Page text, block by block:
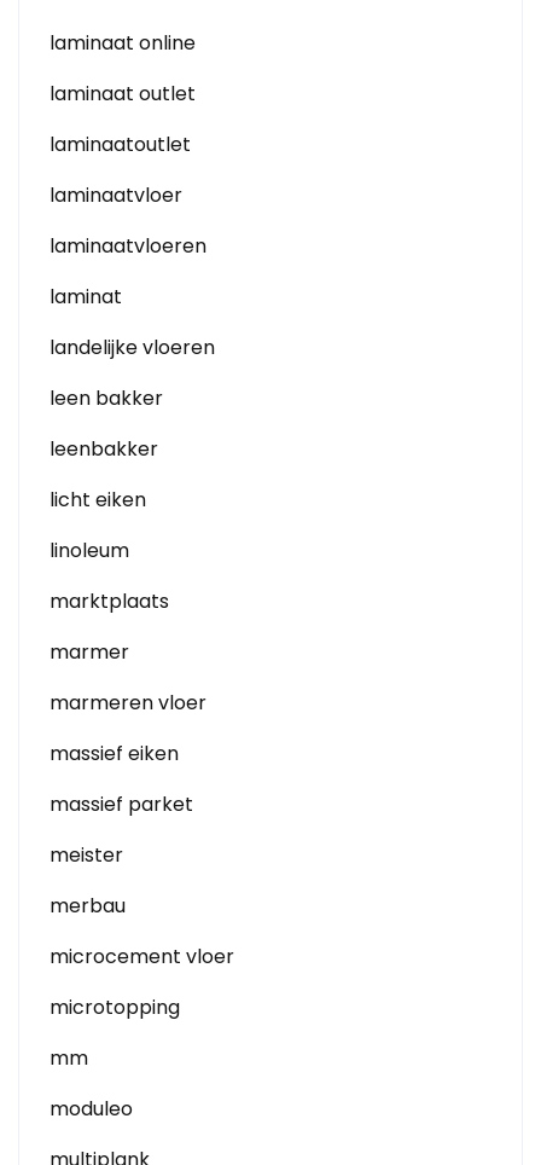
laminaat online
laminaat outlet
laminaatoutlet
laminaatvloer
laminaatvloeren
laminat
landelijke vloeren
leen bakker
leenbakker
licht eiken
linoleum
marktplaats
marmer
marmeren vloer
massief eiken
massief parket
meister
merbau
microcement vloer
microtopping
mm
moduleo